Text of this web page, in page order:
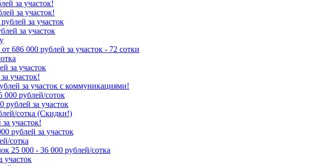
за участок!
за участок!
за участок
за участок
от 686 000 рублей за участок - 72 сотки
за участок
участок!
за участок с коммуникациями!
000 рублей/соток
рублей за участок
сотка (Скидки!)
участок!
рублей за участок
сотка
25 000 - 36 000 рублей/сотка
участок